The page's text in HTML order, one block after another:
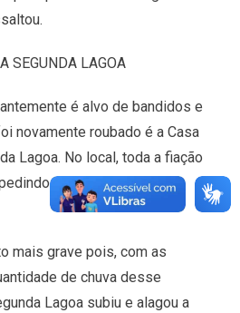
SEGUNDA LAGOA
é alvo de bandidos e
novamente roubado é a Casa
Lagoa. No local, toda a fiação
o funcionamento das
mais grave pois, com as
de chuva desse
Lagoa subiu e alagou a